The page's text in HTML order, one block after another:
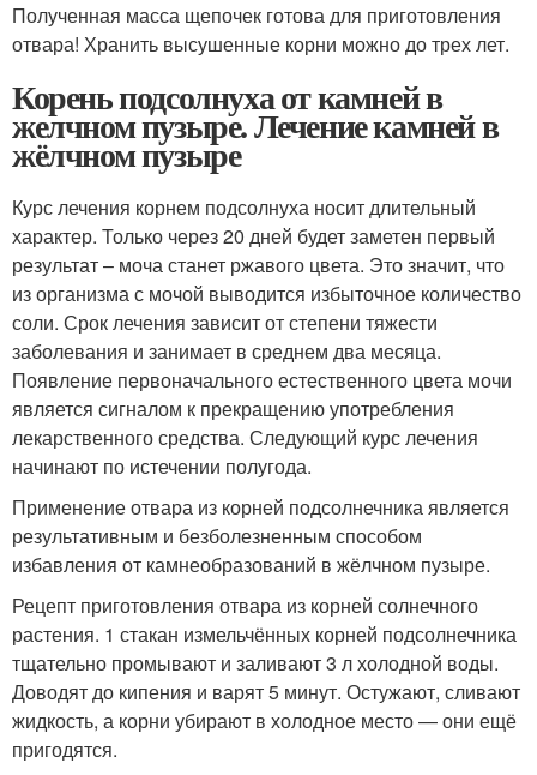
Полученная масса щепочек готова для приготовления
отвара! Хранить высушенные корни можно до трех лет.
Корень подсолнуха от камней в
желчном пузыре. Лечение камней в
жёлчном пузыре
Курс лечения корнем подсолнуха носит длительный
характер. Только через 20 дней будет заметен первый
результат – моча станет ржавого цвета. Это значит, что
из организма с мочой выводится избыточное количество
соли. Срок лечения зависит от степени тяжести
заболевания и занимает в среднем два месяца.
Появление первоначального естественного цвета мочи
является сигналом к прекращению употребления
лекарственного средства. Следующий курс лечения
начинают по истечении полугода.
Применение отвара из корней подсолнечника является
результативным и безболезненным способом
избавления от камнеобразований в жёлчном пузыре.
Рецепт приготовления отвара из корней солнечного
растения. 1 стакан измельчённых корней подсолнечника
тщательно промывают и заливают 3 л холодной воды.
Доводят до кипения и варят 5 минут. Остужают, сливают
жидкость, а корни убирают в холодное место — они ещё
пригодятся.